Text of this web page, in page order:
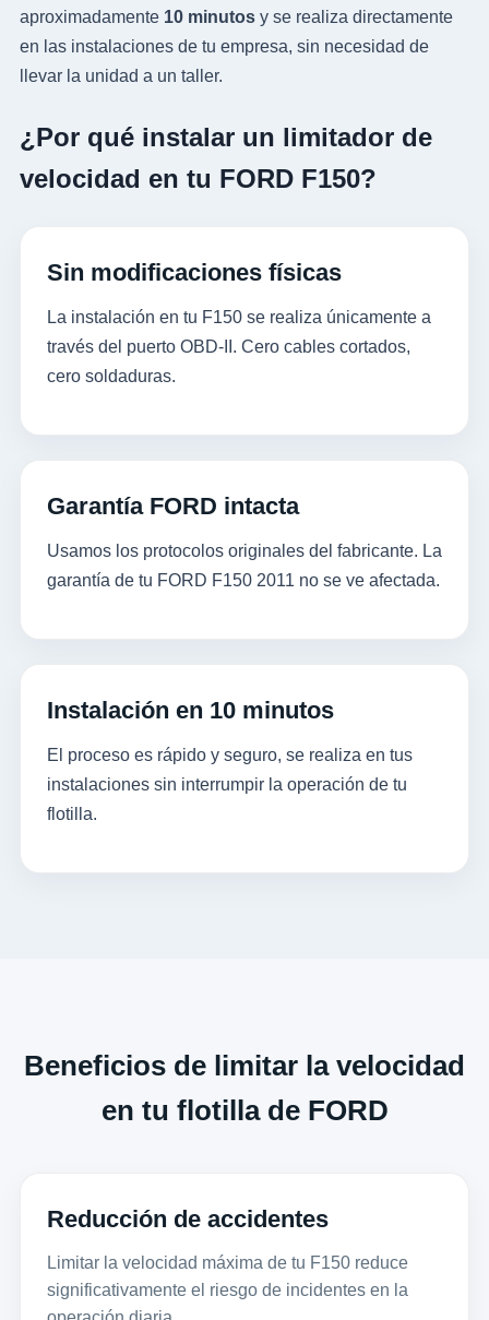
aproximadamente 10 minutosy se realiza directamente
en las instalaciones de tu empresa, sin necesidad de
llevar la unidad a un taller.
¿Por qué instalar un limitador de
velocidad en tu FORD F150?
Sin modificaciones físicas
La instalación en tu F150 se realiza únicamente a
través del puerto OBD-II. Cero cables cortados,
cero soldaduras.
Garantía FORD intacta
Usamos los protocolos originales del fabricante. La
garantía de tu FORD F150 2011 no se ve afectada.
Instalación en 10 minutos
El proceso es rápido y seguro, se realiza en tus
instalaciones sin interrumpir la operación de tu
flotilla.
Beneficios de limitar la velocidad
en tu flotilla de FORD
Reducción de accidentes
Limitar la velocidad máxima de tu F150 reduce
significativamente el riesgo de incidentes en la